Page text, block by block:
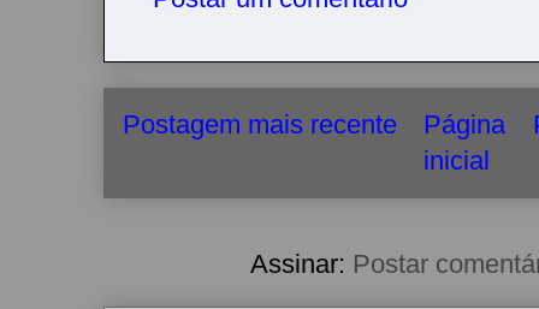
Postagem mais recente
Página
inicial
Assinar: Postar